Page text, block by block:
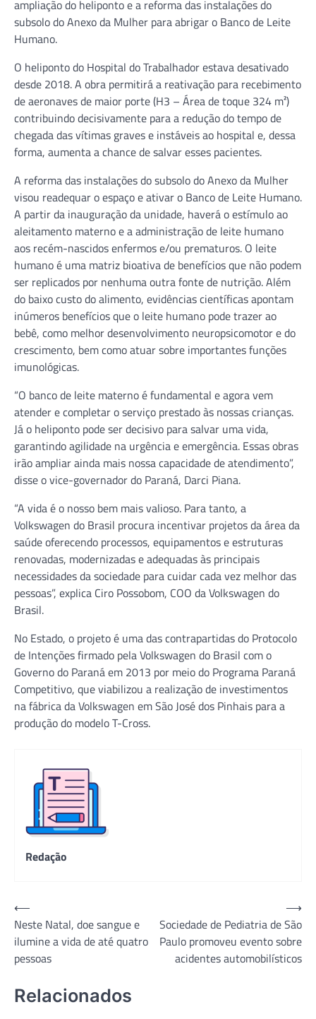
ampliação do heliponto e a reforma das instalações do
subsolo do Anexo da Mulher para abrigar o Banco de Leite
Humano.
O heliponto do Hospital do Trabalhador estava desativado
desde 2018. A obra permitirá a reativação para recebimento
de aeronaves de maior porte (H3 – Área de toque 324 m²)
contribuindo decisivamente para a redução do tempo de
chegada das vítimas graves e instáveis ao hospital e, dessa
forma, aumenta a chance de salvar esses pacientes.
A reforma das instalações do subsolo do Anexo da Mulher
visou readequar o espaço e ativar o Banco de Leite Humano.
A partir da inauguração da unidade, haverá o estímulo ao
aleitamento materno e a administração de leite humano
aos recém-nascidos enfermos e/ou prematuros. O leite
humano é uma matriz bioativa de benefícios que não podem
ser replicados por nenhuma outra fonte de nutrição. Além
do baixo custo do alimento, evidências científicas apontam
inúmeros benefícios que o leite humano pode trazer ao
bebê, como melhor desenvolvimento neuropsicomotor e do
crescimento, bem como atuar sobre importantes funções
imunológicas.
“O banco de leite materno é fundamental e agora vem
atender e completar o serviço prestado às nossas crianças.
Já o heliponto pode ser decisivo para salvar uma vida,
garantindo agilidade na urgência e emergência. Essas obras
irão ampliar ainda mais nossa capacidade de atendimento”,
disse o vice-governador do Paraná, Darci Piana.
“A vida é o nosso bem mais valioso. Para tanto, a
Volkswagen do Brasil procura incentivar projetos da área da
saúde oferecendo processos, equipamentos e estruturas
renovadas, modernizadas e adequadas às principais
necessidades da sociedade para cuidar cada vez melhor das
pessoas”, explica Ciro Possobom, COO da Volkswagen do
Brasil.
No Estado, o projeto é uma das contrapartidas do Protocolo
de Intenções firmado pela Volkswagen do Brasil com o
Governo do Paraná em 2013 por meio do Programa Paraná
Competitivo, que viabilizou a realização de investimentos
na fábrica da Volkswagen em São José dos Pinhais para a
produção do modelo T-Cross.
Redação
Navegação
de
Post
⟵
Neste Natal, doe sangue e
ilumine a vida de até quatro
pessoas
Sociedade de Pediatria de São
Paulo promoveu evento sobre
acidentes automobilísticos
⟶
Relacionados